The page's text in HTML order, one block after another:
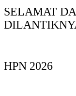
SELAMAT
HPN 2026